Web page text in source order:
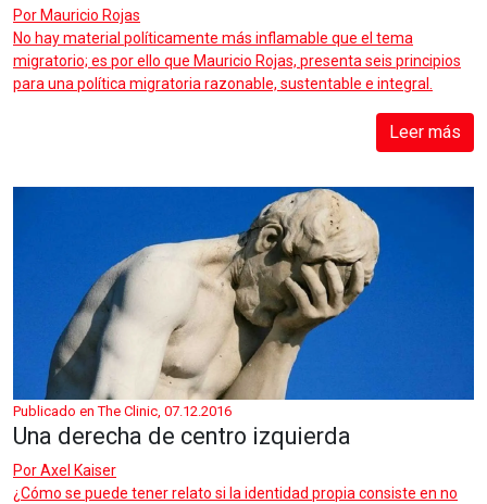
Por Mauricio Rojas
No hay material políticamente más inflamable que el tema
migratorio; es por ello que Mauricio Rojas, presenta seis principios
para una política migratoria razonable, sustentable e integral.
Leer más
Publicado en The Clinic, 07.12.2016
Una derecha de centro izquierda
PorAxel Kaiser
¿Cómo se puede tener relato si la identidad propia consiste en no